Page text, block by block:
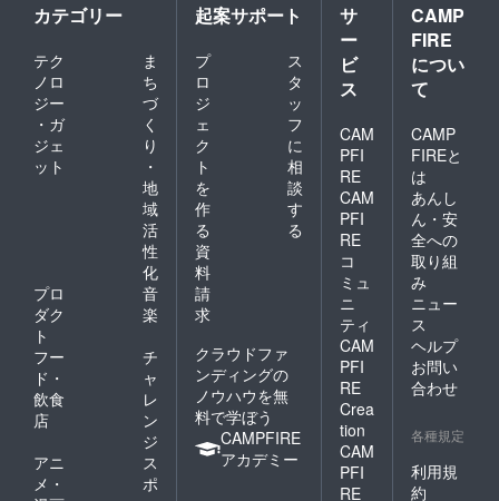
カテゴリー
テク
ノロ
ジー
・ガ
ジェ
ット
ま
ち
づ
く
り
・
地
域
活
性
化
プロ
ダク
ト
音
楽
フー
ド・
飲食
店
チ
ャ
レ
ン
ジ
アニ
メ・
ス
ポ
起案サポート
プ
ロ
ジ
ェ
ク
ト
を
作
る
ス
タ
ッ
フ
に
相
談
す
る
資
料
請
求
クラウドファ
ンディングの
ノウハウを無
料で学ぼう
CAMPFIRE
アカデミー
サ
ー
ビ
ス
CAM
PFI
RE
CAM
PFI
RE
コ
ミュ
ニ
ティ
CAM
PFI
RE
Crea
tion
CAM
PFI
RE
CAMP
FIRE
につい
て
CAMP
FIREと
は
あんし
ん・安
全への
取り組
み
ニュー
ス
ヘルプ
お問い
合わせ
各種規定
利用規
約